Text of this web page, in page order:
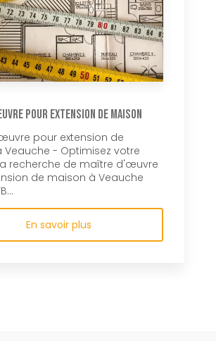
pour extension de maison
pour extension de
Veauche - Optimisez votre
recherche de maître d'œuvre
de maison à Veauche
En savoir plus